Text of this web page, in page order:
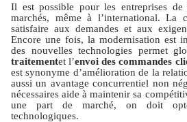
Il est possible pour les entreprises
marchés, même à l’international. La
satisfaire aux demandes et aux
Encore une fois, la modernisation est
des nouvelles technologies permet
traitementet l’envoi des commandes
est synonyme d’amélioration de la
aussi un avantage concurrentiel non
nécessaires aide à maintenir sa
une part de marché, on doit
technologiques.